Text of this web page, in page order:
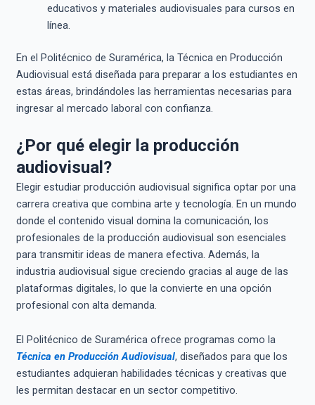
educativos y materiales audiovisuales para cursos en
línea.
En el Politécnico de Suramérica, la Técnica en Producción
Audiovisual está diseñada para preparar a los estudiantes en
estas áreas, brindándoles las herramientas necesarias para
ingresar al mercado laboral con confianza.
¿Por qué elegir la producción
audiovisual?
Elegir estudiar producción audiovisual significa optar por una
carrera creativa que combina arte y tecnología. En un mundo
donde el contenido visual domina la comunicación, los
profesionales de la producción audiovisual son esenciales
para transmitir ideas de manera efectiva. Además, la
industria audiovisual sigue creciendo gracias al auge de las
plataformas digitales, lo que la convierte en una opción
profesional con alta demanda.
El Politécnico de Suramérica ofrece programas como la
Técnica en Producción Audiovisual, diseñados para que los
estudiantes adquieran habilidades técnicas y creativas que
les permitan destacar en un sector competitivo.